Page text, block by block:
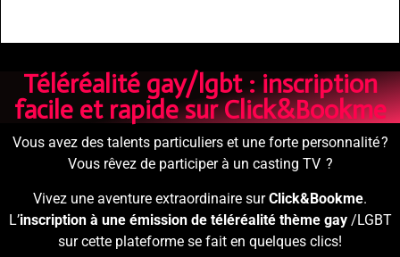
Téléréalité gay/lgbt : inscription
facile et rapide sur Click&Bookme
Vous avez des talents particuliers et une forte personnalité ?
Vous rêvez de participer à un casting TV ?
Vivez une aventure extraordinaire surClick&Bookme.
L’inscription à une émission de téléréalité thème gay/LGBT
sur cette plateforme se fait en quelques clics!